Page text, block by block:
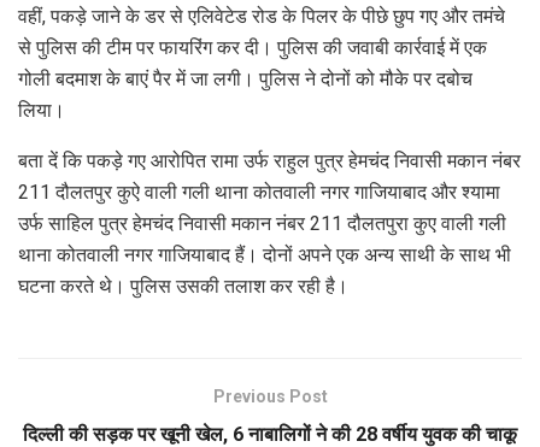
वहीं, पकड़े जाने के डर से एलिवेटेड रोड के पिलर के पीछे छुप गए और तमंचे
से पुलिस की टीम पर फायरिंग कर दी। पुलिस की जवाबी कार्रवाई में एक
गोली बदमाश के बाएं पैर में जा लगी। पुलिस ने दोनों को मौके पर दबोच
लिया।
बता दें कि पकड़े गए आरोपित रामा उर्फ राहुल पुत्र हेमचंद निवासी मकान नंबर
211 दौलतपुर कुऐ वाली गली थाना कोतवाली नगर गाजियाबाद और श्यामा
उर्फ साहिल पुत्र हेमचंद निवासी मकान नंबर 211 दौलतपुरा कुए वाली गली
थाना कोतवाली नगर गाजियाबाद हैं। दोनों अपने एक अन्य साथी के साथ भी
घटना करते थे। पुलिस उसकी तलाश कर रही है।
Previous Post
दिल्ली की सड़क पर खूनी खेल, 6 नाबालिगों ने की 28 वर्षीय युवक की चाकू